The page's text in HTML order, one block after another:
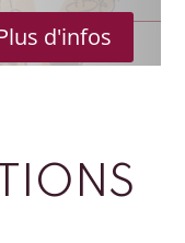
d'infos